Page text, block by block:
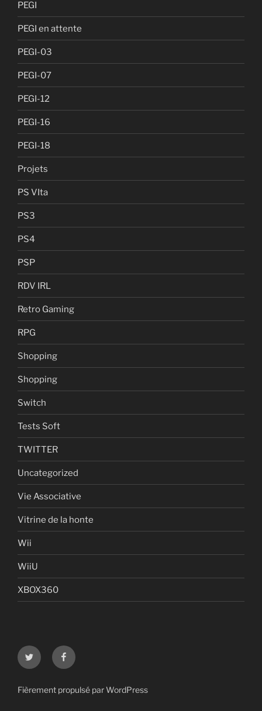
PEGI
PEGI en attente
PEGI-03
PEGI-07
PEGI-12
PEGI-16
PEGI-18
Projets
PS VIta
PS3
PS4
PSP
RDV IRL
Retro Gaming
RPG
Shopping
Shopping
Switch
Tests Soft
TWITTER
Uncategorized
Vie Associative
Vitrine de la honte
Wii
WiiU
XBOX360
Twitter Facebook
Fièrement propulsé par WordPress